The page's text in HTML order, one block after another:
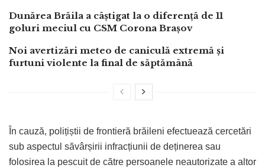
Dunărea Brăila a câștigat la o diferență de 11
goluri meciul cu CSM Corona Brașov
Noi avertizări meteo de caniculă extremă și
furtuni violente la final de săptămână
În cauză, polițiștii de frontieră brăileni efectuează cercetări
sub aspectul săvârșirii infracțiunii de deținerea sau
folosirea la pescuit de către persoanele neautorizate a altor